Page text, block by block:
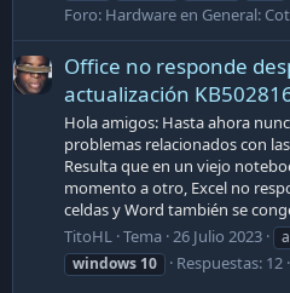
Foro: Hardware en General:
Office no responde
actualización
Hola amigos: Hasta ahora
problemas relacionados con
Resulta que en un viejo
momento a otro, Excel no
celdas y Word también se
TitoHL Tema 26 Julio 2023
windows 10 Respuestas: 12